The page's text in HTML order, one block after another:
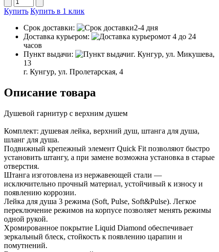
Купить Купить в 1 клик
Срок доставки:
2-4 дня
Доставка курьером:
от 4 до 24
часов
Пункт выдачи:
г. Кунгур, ул. Микушева,
13
г. Кунгур, ул. Пролетарская, 4
Описание товара
Душевой гарнитур с верхним душем
Комплект: душевая лейка, верхний душ, штанга для душа,
шланг для душа.
Подвижный крепежный элемент Quick Fit позволяют быстро
установить штангу, а при замене возможна установка в старые
отверстия.
Штанга изготовлена из нержавеющей стали —
исключительно прочный материал, устойчивый к износу и
появлению коррозии.
Лейка для душа 3 режима (Soft, Pulse, Soft&Pulse). Легкое
переключение режимов на корпусе позволяет менять режимы
одной рукой.
Хромированное покрытие Liquid Diamond обеспечивает
зеркальный блеск, стойкость к появлению царапин и
помутнений.